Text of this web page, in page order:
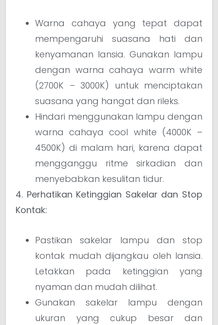
Warna cahaya yang tepat dapat
mempengaruhi suasana hati dan
kenyamanan lansia. Gunakan lampu
dengan warna cahaya warm white
(2700K – 3000K) untuk menciptakan
suasana yang hangat dan rileks.
Hindari menggunakan lampu dengan
warna cahaya cool white (4000K –
4500K) di malam hari, karena dapat
mengganggu ritme sirkadian dan
menyebabkan kesulitan tidur.
4. Perhatikan Ketinggian Sakelar dan Stop
Kontak:
Pastikan sakelar lampu dan stop
kontak mudah dijangkau oleh lansia.
Letakkan pada ketinggian yang
nyaman dan mudah dilihat.
Gunakan sakelar lampu dengan
ukuran yang cukup besar dan